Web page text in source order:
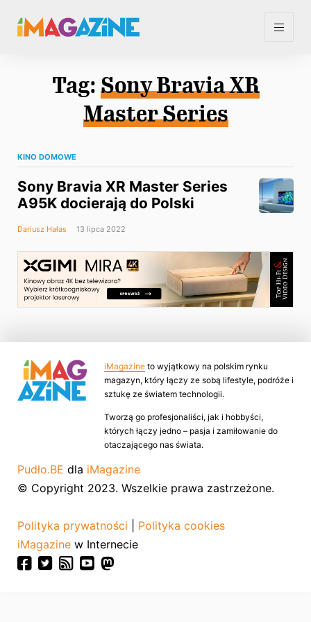
Tag: Sony Bravia XR
Master Series
KINO DOMOWE
Sony Bravia XR Master Series
A95K docierają do Polski
Dariusz Hałas 13 lipca 2022
iMagazine to wyjątkowy na polskim rynku
magazyn, który łączy ze sobą lifestyle, podróże i
sztukę ze światem technologii.
Tworzą go profesjonaliści, jak i hobbyści,
których łączy jedno – pasja i zamiłowanie do
otaczającego nas świata.
Pudło.BE dla iMagazine
© Copyright 2023. Wszelkie prawa zastrzeżone.
Polityka prywatności
Polityka cookies
iMagazine w Internecie